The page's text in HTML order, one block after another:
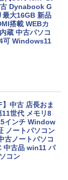
パールホワイト
ホン V12 小型
大36時間再生 ぶ
ノイズキャン
C充電 マイク
スポーツ/通勤/通
レンジ)
ス 2L×9本
園 磨かれて、澄
ベルレス [ ケース
買い ] [ ストック
(角川コミックス・
ロ版 39 (ジャンプ
り 9巻 (デジタル
)
Dynabook G
最大16GB 新品
搭載 WEBカ
蔵 中古パソコ
Windows11
】中古 店長おま
世代 メモリ8
インチ Window
ノートパソコン
古ノートパソコ
中古品 win11 パ
コン